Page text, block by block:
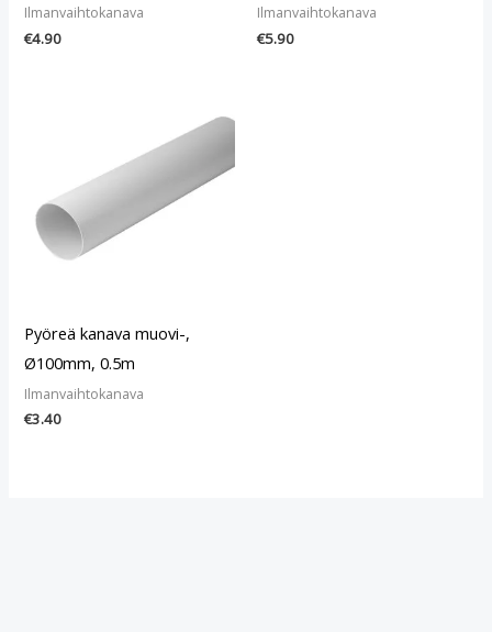
Ilmanvaihtokanava
€4.90
Ilmanvaihtokanava
€5.90
Pyöreä kanava muovi-,
Ø100mm, 0.5m
Ilmanvaihtokanava
€3.40